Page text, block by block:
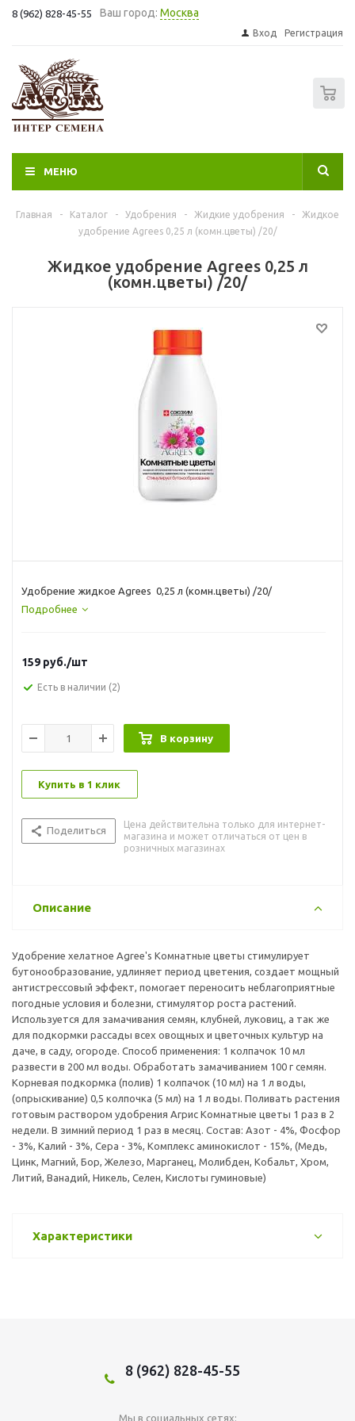
8 (962) 828-45-55 Ваш город: Москва
Вход Регистрация
МЕНЮ
Главная - Каталог - Удобрения - Жидкие удобрения -
Жидкое
удобрение Agrees 0,25 л (комн.цветы) /20/
Жидкое удобрение Agrees 0,25 л
(комн.цветы) /20/
Удобрение жидкое Agrees 0,25 л (комн.цветы) /20/
Подробнее
159 руб./шт
Есть в наличии (2)
В корзину
Купить в 1 клик
Поделиться
Цена действительна только для интернет-
магазина и может отличаться от цен в
розничных магазинах
Описание
Удобрение хелатное Agree's Комнатные цветы стимулирует
бутонообразование, удлиняет период цветения, создает мощный
антистрессовый эффект, помогает переносить неблагоприятные
погодные условия и болезни, стимулятор роста растений.
Используется для замачивания семян, клубней, луковиц, а так же
для подкормки рассады всех овощных и цветочных культур на
даче, в саду, огороде. Способ применения: 1 колпачок 10 мл
развести в 200 мл воды. Обработать замачиванием 100 г семян.
Корневая подкормка (полив) 1 колпачок (10 мл) на 1 л воды,
(опрыскивание) 0,5 колпочка (5 мл) на 1 л воды. Поливать растения
готовым раствором удобрения Агрис Комнатные цветы 1 раз в 2
недели. В зимний период 1 раз в месяц. Состав: Азот - 4%, Фосфор
- 3%, Калий - 3%, Сера - 3%, Комплекс аминокислот - 15%, (Медь,
Цинк, Магний, Бор, Железо, Марганец, Молибден, Кобальт, Хром,
Литий, Ванадий, Никель, Селен, Кислоты гуминовые)
Характеристики
8 (962) 828-45-55
Мы в социальных сетях: